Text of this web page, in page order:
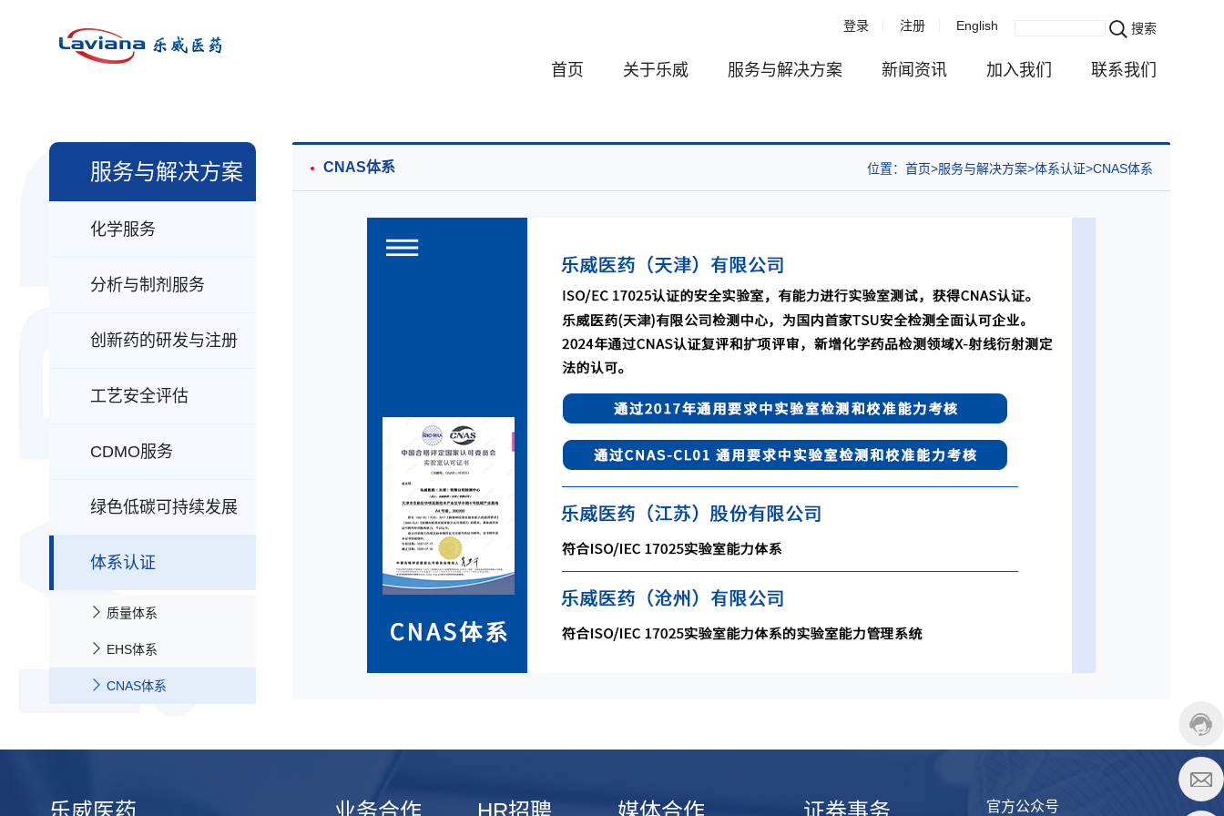
登录 注册 English 搜索
首页 关于乐威
发展历程
资质认证
ESG（环境、社会与公
知识产权保护
企业文化
服务与解决方案
化学服务
CDMO服务
新闻资讯
企业新闻
活动播报
加入我们
成长发展在乐威
快乐生活在乐威
联系我们
联系我们
业务咨询
服务与解决方案
化学服务
CMC服务
创新药CMC服务
工艺研究和开发
中试及商业化生产
分析与制剂服务
处方前研究
制剂的质量研究和稳定性
报
创新药的研发与注册
创新药CMC服务
发与生产
创新药分析开发与质量控
创新药注册申报与法规服
务
工艺安全评估
工艺安全评估
CDMO服务
不对称合成技术
高低温反应技术
酶催化反应技术
绿色低碳可持续发展
乐威医药“碳”路行动
体系认证
质量体系
EHS体系
CNAS体系
CNAS体系 位置： 首页 服务与解决方案 体系认证 CNAS体系
乐威医药 业务合作 HR招聘 媒体合作 证券事务 官方公众号